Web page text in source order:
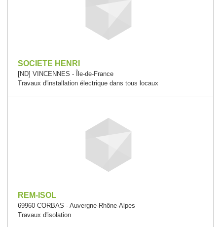
SOCIETE HENRI
[ND] VINCENNES - Île-de-France
Travaux d'installation électrique dans tous locaux
REM-ISOL
69960 CORBAS - Auvergne-Rhône-Alpes
Travaux d'isolation